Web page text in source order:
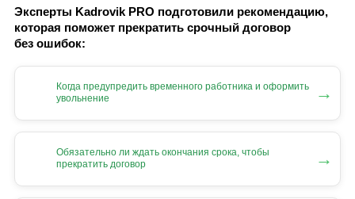
Эксперты Kadrovik PRO подготовили рекомендацию,
которая поможет прекратить срочный договор
без ошибок:
Когда предупредить временного работника и оформить
увольнение
→
Обязательно ли ждать окончания срока, чтобы
прекратить договор
→